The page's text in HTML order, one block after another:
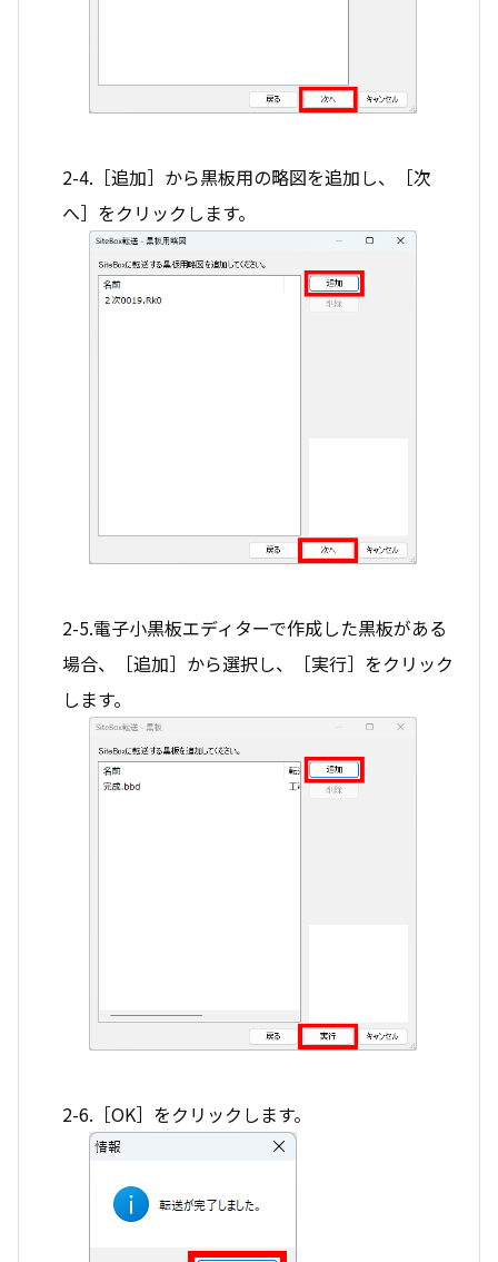
2-4.［追加］から黒板用の略図を追加し、［次
へ］をクリックします。
2-5.電子小黒板エディターで作成した黒板がある
場合、［追加］から選択し、［実行］をクリック
します。
2-6.［OK］をクリックします。